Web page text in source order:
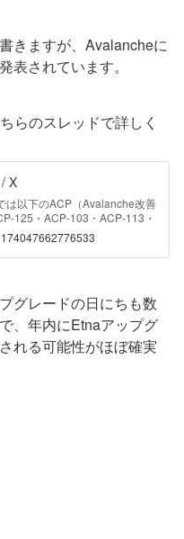
きますが、Avalancheに
表されています。
らのスレッドで詳しく
X
は以下のACP（Avalanche改善
125・ACP-103・ACP-113・
のサブスク化以外にも、注目
🔺詳細🔽
ラ(9000) 🔺 (@Kimegoriuhho)
グレードの日にちも数
、年内にEtnaアップグ
れる可能性がほぼ確実